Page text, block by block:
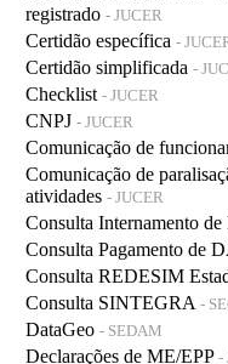
registrado - JUCER
Certidão específica -
Certidão simplificada -
Checklist - JUCER
CNPJ - JUCER
Comunicação de
Comunicação de
atividades - JUCER
Consulta Internamento de
Consulta Pagamento de
Consulta REDESIM
Consulta SINTEGRA -
DataGeo - SEDAM
Declarações de ME/EPP -